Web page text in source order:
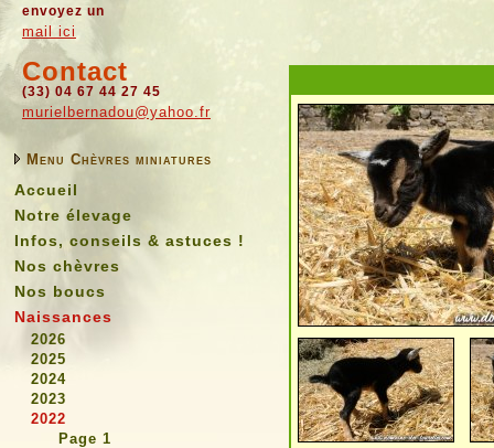
envoyez un
mail ici
Contact
(33) 04 67 44 27 45
murielbernadou@yahoo.fr
Menu Chèvres miniatures
Accueil
Notre élevage
Infos, conseils & astuces !
Nos chèvres
Nos boucs
Naissances
2026
2025
2024
2023
2022
Page 1